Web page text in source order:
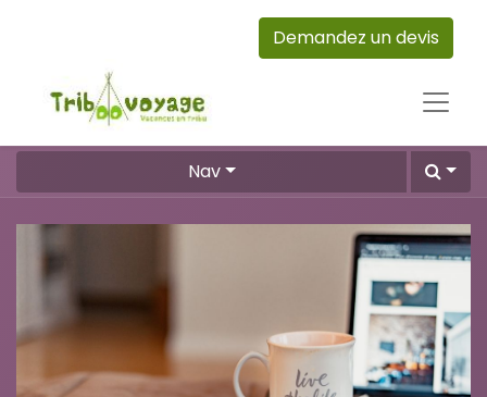
Demandez un devis
Nav